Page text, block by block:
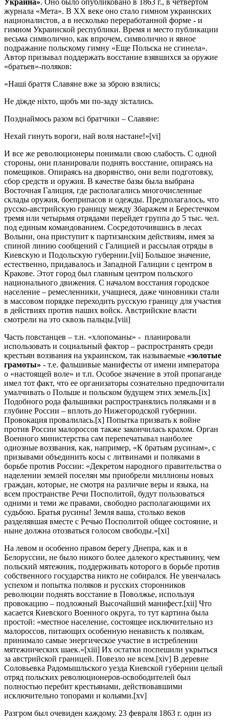
журнала «Мета». В XX веке оно стало гимном украинских
националистов, а в несколько переработанной форме - и
гимном Украинской республики. Время и место публикации
весьма символично, как впрочем, символично и явное
подражание польскому гимну «Еще Польска не сгинела».
Автор призывал поддержать восстание взявшихся за оружие
«братьев»-поляков:
«Нашi браття Славяне вже за зброю взялись;
Не дiжде нiхто, щобъ ми по-заду зiстались.
Поэднаймось разом всi братчики – Славяне:
Нехай гинуть вороги, най воля настане!»[vi]
И все же революционеры понимали свою слабость. С одной
стороны, они планировали поднять восстание, опираясь на
помещиков. Опираясь на дворянство, они вели подготовку,
сбор средств и оружия. В качестве базы была выбрана
Восточная Галиция, где располагались многочисленные
склады оружия, боеприпасов и одежды. Предполагалось, что
русско-австрийскую границу между Збаражем и Берестечком
тремя или четырьмя отрядами перейдет группа до 5 тыс. чел.
под единым командованием. Сосредоточившись в лесах
Волыни, она приступит к партизанским действиям, имея за
спиной линию сообщений с Галицией и рассылая отряды в
Киевскую и Подольскую губернии.[vii] Большое значение,
естественно, придавалось и Западной Галиции с центром в
Кракове. Этот город был главным центром польского
национального движения. С началом восстания городское
население – ремесленники, учащиеся, даже чиновники стали
в массовом порядке переходить русскую границу для участия
в действиях против наших войск. Австрийские власти
смотрели на это сквозь пальцы.[viii]
Часть повстанцев – т.н. «хлопоманы» - планировали
использовать и социальный фактор – распространять среди
крестьян воззвания на украинском, так называемые «золотые
грамоты» - т.е. фальшивые манифесты от имени императора
о «настоящей воле» и т.п. Особое значение в этой пропаганде
имел тот факт, что ее организаторы сознательно предпочитали
умалчивать о Польше и польском будущем этих земель.[ix]
Подобного рода фальшивки распространялись поляками и в
глубине России – вплоть до Нижегородской губернии.
Провокация провалилась.[x] Попытка призвать к войне
против России малороссов также закончилась крахом. Орган
Военного министерства сам перепечатывал наиболее
одиозные воззвания, как, например, «К братьям русинам», с
призывами объединить косы с литвинами и поляками в
борьбе против России: «Декретом народного правительства о
наделении землей поселян мы приобрели миллионы новых
граждан, которые, не смотря на различие веры и языка, на
всем пространстве Речи Посполитой, будут пользоваться
одними и теми же правами, свободно располагающими их
судьбою. Братья русины! Земля ваша, столько веков
разделявшая вместе с Речью Посполитой общее состояние, и
ныне должна отозваться голосом свободы.»[xi]
На левом и особенно правом берегу Днепра, как и в
Белоруссии, не было никого более далекого крестьянину, чем
польский мятежник, поддерживать которого в борьбе против
собственного государства никто не собирался. Не увенчалась
успехом и попытка поляков и русских сторонников
революции поднять восстание в Поволжье, используя
провокацию – подложный Высочайший манифест.[xii] Что
касается Киевского Военного округа, то тут картина была
простой: «местное население, состоящее исключительно из
малороссов, питающих особенную ненависть к полякам,
принимало самые энергическое участие в истреблении
мятежнических шаек.»[xiii] Их остатки поспешили укрыться
за австрийской границей. Повезло не всем.[xiv] В деревне
Соловьевка Радомышльского уезда Киевской губернии целый
отряд польских революционеров-освободителей был
полностью перебит крестьянами, действовавшими
исключительно топорами и кольями.[xv]
Разгром был очевиден каждому. 23 февраля 1863 г. один из